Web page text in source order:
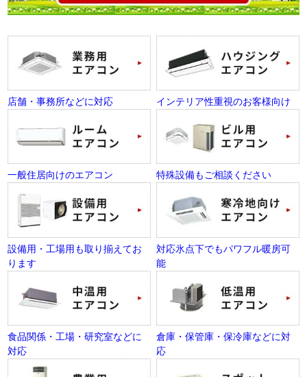
店舗・事務所などに対応 インテリア性重視のお客様向け
一般住居向けのエアコン 特殊設備もご相談ください
設備用・工場用も取り揃えてお
ります
対応氷点下でもパワフル暖房可
能
食品関係・工場・研究室などに
対応
倉庫・保管庫・保冷庫などに対
応